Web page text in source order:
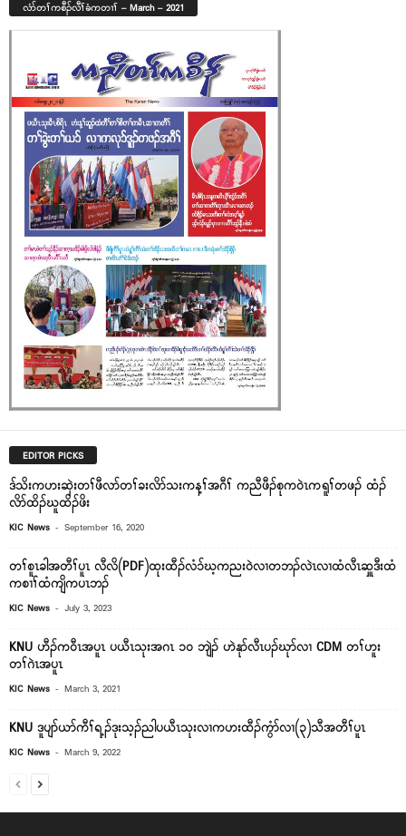
လံာ်တၢ်ကစီၣ်လီၢ်ခံကတၢၢ် – March – 2021
EDITOR PICKS
ဒ်သိးကဟးဆှဲးတၢ်ဖီလာ်တၢ်ခးလိာ်သးကန့ၢ်အဂီၢ် ကညီဖီၣ်စုက၀ဲၤကရူၢ်တဖၣ် ထံၣ်
လိာ်ထိၣ်ဃူထိၣ်ဖိး
KIC News - September 16, 2020
တၢ်စူၤခါအတီၢ်ပူၤ လီလိ(PDF)ထုးထီၣ်လံ၁်ဃ့ကညး၀ဲလၢတဘၣ်လဲၤလၢထံလီၤဆှူဒီးထံ
ကစၢၢ်ထံကျိကပၤဘၣ်
KIC News - July 3, 2023
KNU ဟီၣ်က၀ီၤအပူၤ ပယီၤသုးအဂၤ ၁၀ ဘျဲၣ် ဟဲနုာ်လီၤပၣ်ဃုာ်လၢ CDM တၢ်ဟူး
တၢ်ဂဲၤအပူၤ
KIC News - March 3, 2021
KNU ဒူပျာ်ယာ်ကီၢ်ရ့ၣ်ဒုးသ့ၣ်ညါပယီၤသုးလၢကဟးထီၣ်ကွံာ်လၢ(၃)သီအတီၢ်ပူၤ
KIC News - March 9, 2022